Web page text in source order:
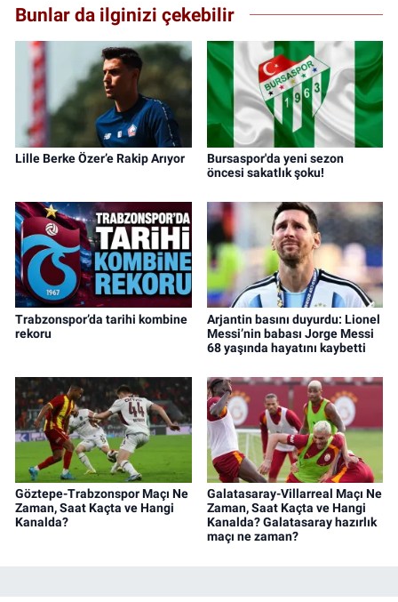
Bunlar da ilginizi çekebilir
Lille Berke Özer’e Rakip Arıyor
Bursaspor'da yeni sezon
öncesi sakatlık şoku!
Trabzonspor’da tarihi kombine
rekoru
Arjantin basını duyurdu: Lionel
Messi’nin babası Jorge Messi
68 yaşında hayatını kaybetti
Göztepe-Trabzonspor Maçı Ne
Zaman, Saat Kaçta ve Hangi
Kanalda?
Galatasaray-Villarreal Maçı Ne
Zaman, Saat Kaçta ve Hangi
Kanalda? Galatasaray hazırlık
maçı ne zaman?